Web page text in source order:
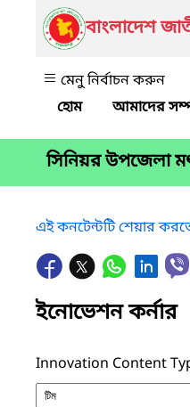
বাংলাদেশ
মেনু নির্বাচন করুন
আমাদের
সিনিয়র উপজেলা
এই কনটেন্টটি শেয়ার
ইনোভেশন কর্নার
Innovation Content